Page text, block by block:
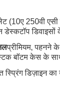
250वी एसी
डिवाइसों
प्रीमियम, पहनने
बॉटम केस के
स्प्रिंग डिज़ाइन